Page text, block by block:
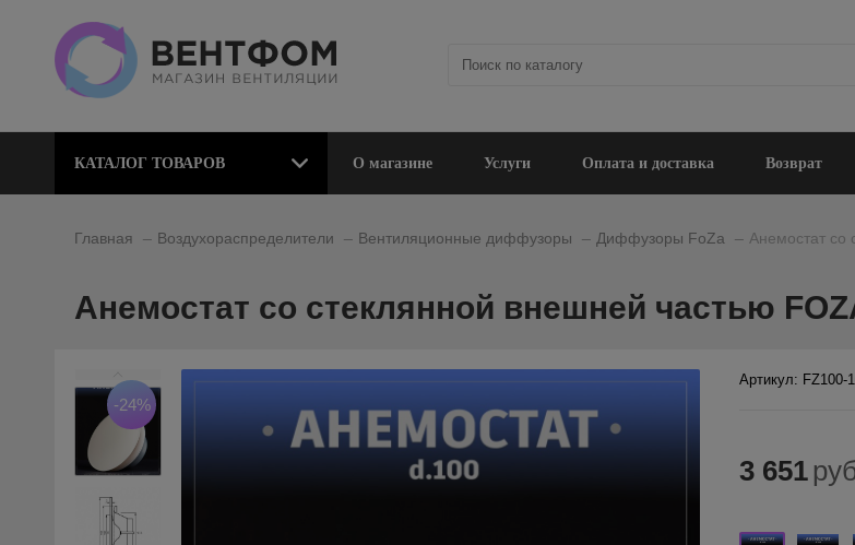
КАТАЛОГ ТОВАРОВ О магазине Услуги Оплата и доставка Возврат
Главная Воздухораспределители Вентиляционные диффузоры Диффузоры FoZa Анемостат со
Анемостат со стеклянной внешней частью
-24%
Артикул: FZ100-
3 651